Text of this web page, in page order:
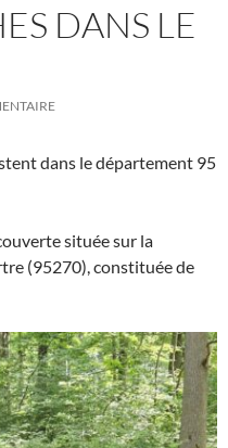
DANS LE
dans le département 95
située sur la
(95270), constituée de